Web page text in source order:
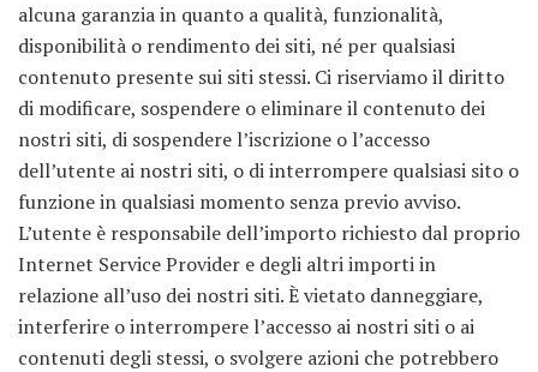
alcuna garanzia in quanto a qualità, funzionalità,
disponibilità o rendimento dei siti, né per qualsiasi
contenuto presente sui siti stessi. Ci riserviamo il diritto
di modificare, sospendere o eliminare il contenuto dei
nostri siti, di sospendere l’iscrizione o l’accesso
dell’utente ai nostri siti, o di interrompere qualsiasi sito o
funzione in qualsiasi momento senza previo avviso.
L’utente è responsabile dell’importo richiesto dal proprio
Internet Service Provider e degli altri importi in
relazione all’uso dei nostri siti. È vietato danneggiare,
interferire o interrompere l’accesso ai nostri siti o ai
contenuti degli stessi, o svolgere azioni che potrebbero